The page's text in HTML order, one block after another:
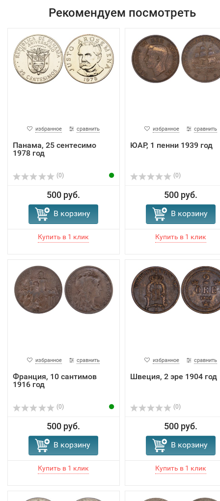
Рекомендуем посмотреть
избранное сравнить
Панама, 25 сентесимо
1978 год
(0)
500 руб.
В корзину
избранное сравнить
ЮАР, 1 пенни 1939 год
(0)
500 руб.
В корзину
избранное сравнить
Франция, 10 сантимов
1916 год
(0)
500 руб.
В корзину
избранное сравнить
Швеция, 2 эре 1904 год
(0)
500 руб.
В корзину